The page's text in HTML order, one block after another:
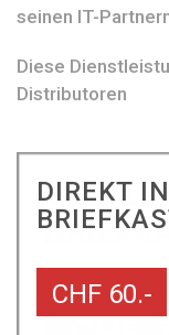
seinen IT-
Diese
Distributoren
DIREKT
CHF 60.-